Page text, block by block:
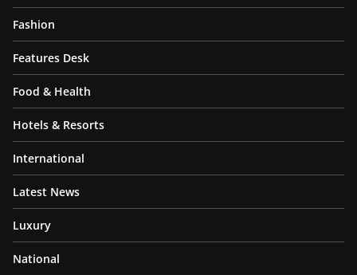
Fashion
Features Desk
Food & Health
Hotels & Resorts
International
Latest News
Luxury
National